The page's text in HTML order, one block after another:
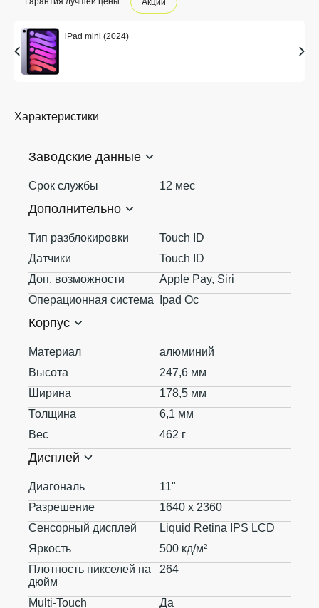
iPad mini (2024)
Характеристики
Заводские данные
Срок службы 12 мес
Дополнительно
Тип разблокировки
Touch ID
Датчики
Touch ID
Доп. возможности
Apple Pay, Siri
Операционная система
Ipad Oc
Корпус
Материал
алюминий
Высота
247,6 мм
Ширина
178,5 мм
Толщина
6,1 мм
Вес
462 г
Дисплей
Диагональ
11"
Разрешение
1640 x 2360
Сенсорный дисплей
Liquid Retina IPS LCD
Яркость
500 кд/м²
Плотность пикселей на
дюйм
264
Multi-Touch Да